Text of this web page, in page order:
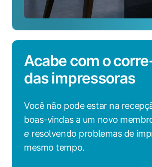
Acabe com o
das impressoras
Você não pode estar na
boas-vindas a um novo
e resolvendo problemas de
mesmo tempo.